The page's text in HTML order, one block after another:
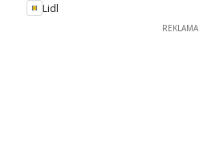
Lidl
REKLAMA